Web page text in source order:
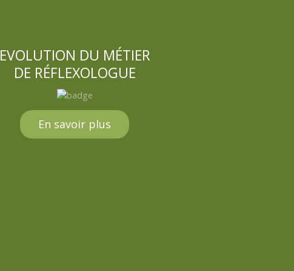
EVOLUTION DU MÉTIER
DE RÉFLEXOLOGUE
En savoir plus